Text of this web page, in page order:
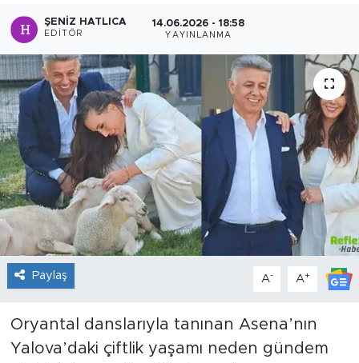
ŞENIZ HATLICA
EDITÖR
14.06.2026 - 18:58
YAYINLANMA
Paylaş A- A+
Oryantal danslarıyla tanınan Asena’nın
Yalova’daki çiftlik yaşamı neden gündem
Sağlık Turizmi
Sanat
Spor
Teknoloji
Haber Arşivi